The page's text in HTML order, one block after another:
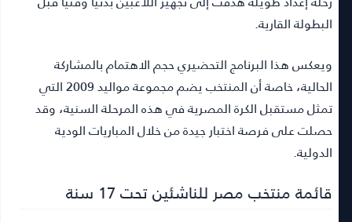
البطولة القارية.
ويعكس هذا البرنامج التحضيري حجم الاهتمام بالمشاركة
الحالية، خاصة أن المنتخب يضم مجموعة مواليد 2009 التي
تمثل مستقبل الكرة المصرية في هذه المرحلة السنية، وقد
حصلت على فرصة اختبار جيدة من خلال المباريات الودية
الدولية.
قائمة منتخب مصر للناشئين تحت 17 سنة